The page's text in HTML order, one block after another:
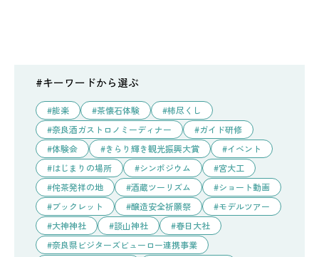
#キーワードから選ぶ
能楽 茶懐石体験
柿尽くし
奈良酒ガストロノミーディナー
ガイド研修
体験会
きらり輝き観光振興大賞
イベント
はじまりの場所
シンポジウム
宮大工
侘茶発祥の地
酒蔵ツーリズム
ショート動画
ブックレット
醸造安全祈願祭
モデルツアー
大神神社
談山神社
春日大社
奈良県ビジターズビューロー連携事業